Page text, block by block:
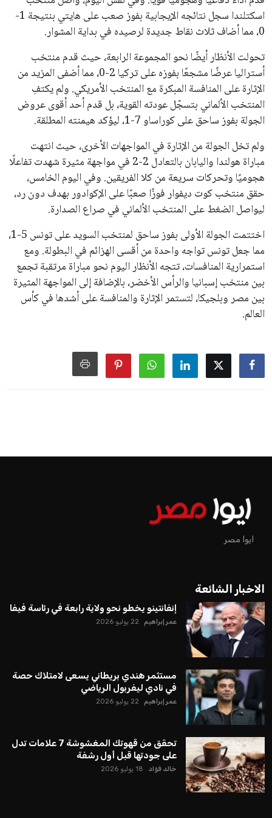
اسكتلندا سجل نتائجه الإيجابية بفوز صعب على هايتي بنتيجة 1-
0، مما أضاف ثلاث نقاط جديدة لرصيده في بداية المشوار.
تحولت الأنظار أيضًا نحو المجموعة الرابعة، حيث قدم منتخب
أستراليا عرضًا مشجعًا بفوزه على تركيا 2-0، مما أضفى المزيد من
الإثارة على المنافسة المبكرة مع المنتخب الأمريكي. ولم يكتفِ
المنتخب الألماني بتسجّل عودته القوية، بل قدم أحد أقوى عروض
الجولة بفوز ساحق على كوراساو 7-1، ليؤكد هيمنته المطلقة.
ولم تخل الجولة من الإثارة في المواجهات الأخرى، حيث انتهت
مباراة هولندا واليابان بالتعادل 2-2 في مواجهة مثيرة شهدت تفاعلًا
هجوميًا وتحركات سريعة من كلا الفريقين. وفي اليوم الخامس،
حقق منتخب كوت ديفوار فوزًا صعبًا على الإكوادور بهدف دون رد،
ليواصل الضغط على المنتخب الألماني في صراع الصدارة.
اختتمت الجولة الأولى بفوز ساحق لمنتخب السويد على تونس 5-1،
مما جعل تونس تواجه واحدة من أقسى الهزائم في البطولة. ومع
استمرارية المنافسات، تتجه الأنظار اليوم نحو مباراة مرتقبة تجمع
بين منتخب إسبانيا والرأس الأخضر، بالإضافة إلى المواجهة المثيرة
بين مصر وبلجيكا، لتستمر الإثارة والمنافسة على أشدها في كأس
العالم.
ايوا مصر
الاخبار الشائعة
إنفانتينو يخطو نحو ولاية رابعة في رئاسة فيفا
عمر إبراهيم 22 يوليو 2026
مستثمر هندي بريطاني يسعى لامتلاك حصة
في نادي ليفربول الرياضي
عمر إبراهيم 22 يوليو 2026
تحقق من قهوتك المغشوشة 7 علامات تدل
على جودتها قبل أول رشفة
خالد فؤاد 18 يوليو 2026